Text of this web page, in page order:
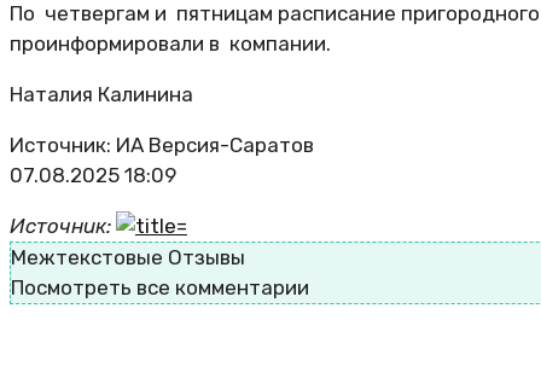
По четвергам и пятницам расписание
проинформировали в компании.
Наталия Калинина
Источник: ИА Версия-Саратов
07.08.2025 18:09
Источник:
Межтекстовые Отзывы
Посмотреть все комментарии